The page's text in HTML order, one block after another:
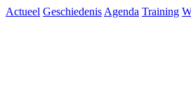
Actueel Geschiedenis Agenda Training